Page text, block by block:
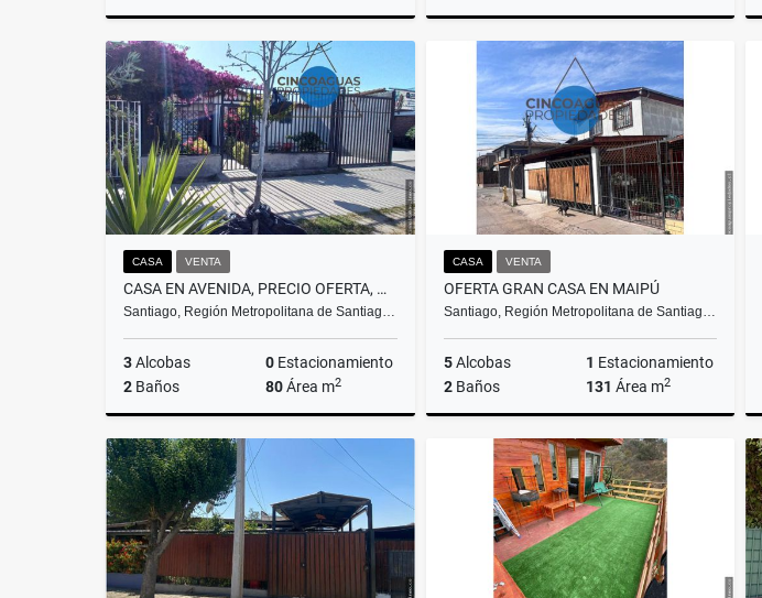
$270.000.000
Venta
$150.000.000
CASA VENTA
CASA EN AVENIDA, PRECIO OFERTA, OPORTUNIDAD ÚNICA EN RENCA
Santiago, Región Metropolitana de Santiag…
3Alcobas 0 Estacionamiento
2 Baños 80Área m2
$140.000.000
CASA VENTA
OFERTA GRAN CASA EN MAIPÚ
Santiago, Región Metropolitana de Santiag…
5Alcobas 1 Estacionamiento
2Baños 131 Área m2
$135.000.000